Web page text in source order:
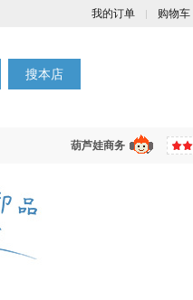
我的订单 购物车
搜本店
葫芦娃商务